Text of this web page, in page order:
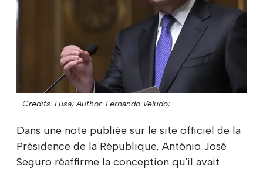
Credits: Lusa; Author: Fernando Veludo;
Dans une note publiée sur le site officiel de la
Présidence de la République, António José
Seguro réaffirme la conception qu'il avait